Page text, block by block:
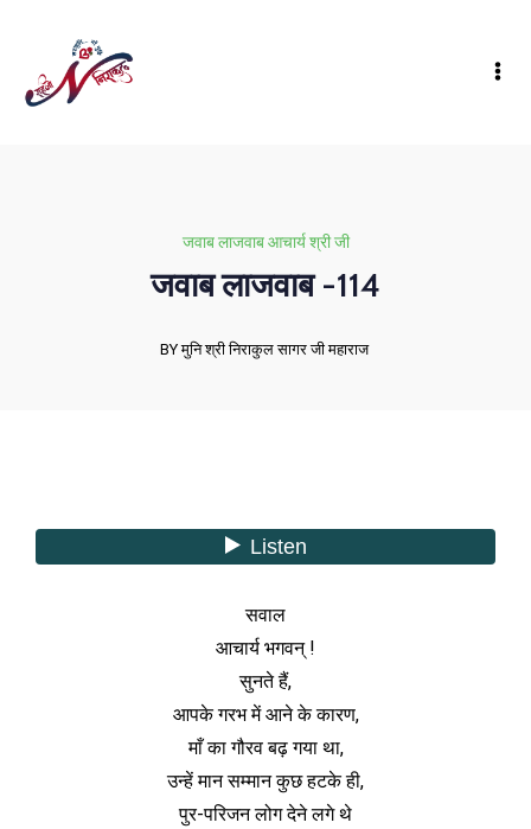
जवाब लाजवाब आचार्य श्री जी
जवाब लाजवाब -114
BY मुनि श्री निराकुल सागर जी महाराज
सवाल
आचार्य भगवन् !
सुनते हैं,
आपके गरभ में आने के कारण,
माँ का गौरव बढ़ गया था,
उन्हें मान सम्मान कुछ हटके ही,
पुर-परिजन लोग देने लगे थे